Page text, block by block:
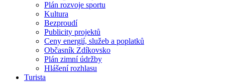
Plán rozvoje sportu
Kultura
Bezproudí
Publicity projektů
Ceny energií, služeb a poplatků
Občasník Zdíkovsko
Plán zimní údržby
Hlášení rozhlasu
Turista